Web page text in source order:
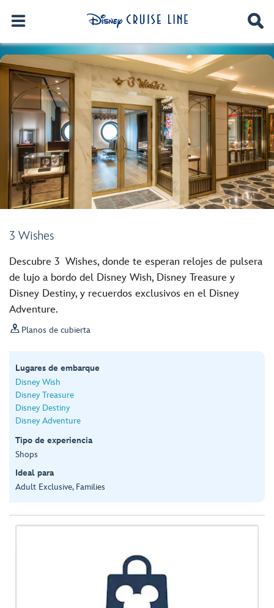
3 Wishes
Descubre 3 Wishes, donde te esperan relojes de pulsera
de lujo a bordo del Disney Wish, Disney Treasure y
Disney Destiny, y recuerdos exclusivos en el Disney
Adventure.
 Planos de cubierta
Lugares de embarque
Disney Wish
Disney Treasure
Disney Destiny
Disney Adventure
Tipo de experiencia
Shops
Ideal para
Adult Exclusive, Families